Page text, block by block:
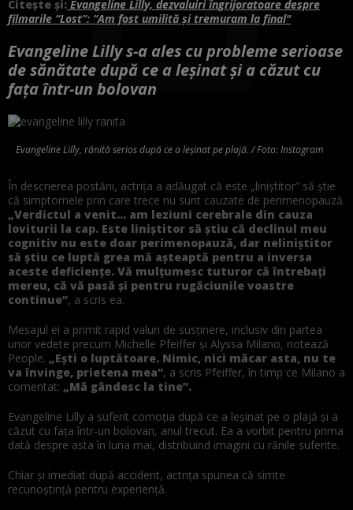
Citește și: Evangeline Lilly, dezvaluiri îngrijoratoare despre
filmarile “Lost”: “Am fost umilită și tremuram la final"
Evangeline Lilly s-a ales cu probleme serioase
de sănătate după ce a leșinat și a căzut cu
fața într-un bolovan
Evangeline Lilly, rănită serios după ce a leșinat pe plajă. / Foto: Instagram
În descrierea postării, actrița a adăugat că este „liniștitor” să știe
că simptomele prin care trece nu sunt cauzate de perimenopauză.
„Verdictul a venit… am leziuni cerebrale din cauza
loviturii la cap. Este liniștitor să știu că declinul meu
cognitiv nu este doar perimenopauză, dar neliniștitor
să știu ce luptă grea mă așteaptă pentru a inversa
aceste deficiențe. Vă mulțumesc tuturor că întrebați
mereu, că vă pasă și pentru rugăciunile voastre
continue”, a scris ea.
Mesajul ei a primit rapid valuri de susținere, inclusiv din partea
unor vedete precum Michelle Pfeiffer și Alyssa Milano, notează
People. „Ești o luptătoare. Nimic, nici măcar asta, nu te
va învinge, prietena mea”, a scris Pfeiffer, în timp ce Milano a
comentat: „Mă gândesc la tine”.
Evangeline Lilly a suferit comoția după ce a leșinat pe o plajă și a
căzut cu fața într-un bolovan, anul trecut. Ea a vorbit pentru prima
dată despre asta în luna mai, distribuind imagini cu rănile suferite.
Chiar și imediat după accident, actrița spunea că simte
recunoștință pentru experiență.